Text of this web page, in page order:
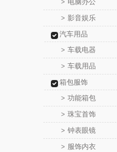
>
> 影音娱乐
汽车用品
> 车载电器
> 车载用品
箱包服饰
> 功能箱包
> 珠宝首饰
> 钟表眼镜
> 服饰内衣